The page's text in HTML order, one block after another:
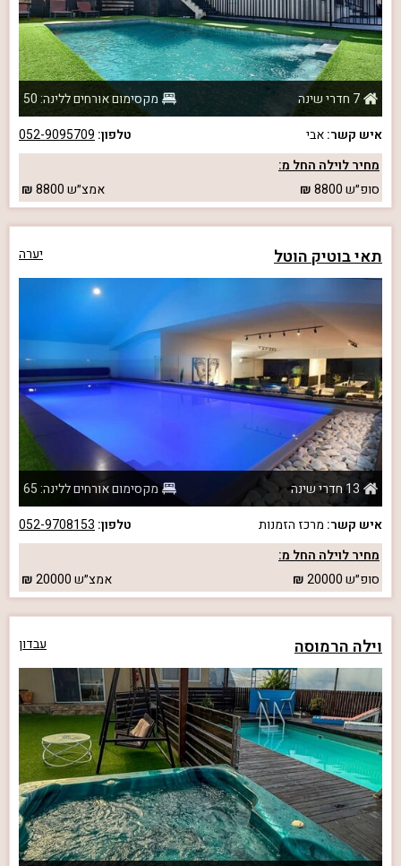
7 חדרי שינה
מקסימום אורחים ללינה: 50
איש קשר:אבי טלפון: 052-9095709
מחיר לוילה החל מ:
סופ״ש8800 אמצ״ש8800
תאי בוטיק הוטל יערה
13 חדרי שינה
מקסימום אורחים ללינה: 65
איש קשר: מרכז הזמנות טלפון: 052-9708153
מחיר לוילה החל מ:
סופ״ש20000 אמצ״ש20000
וילה הרמוסה עבדון